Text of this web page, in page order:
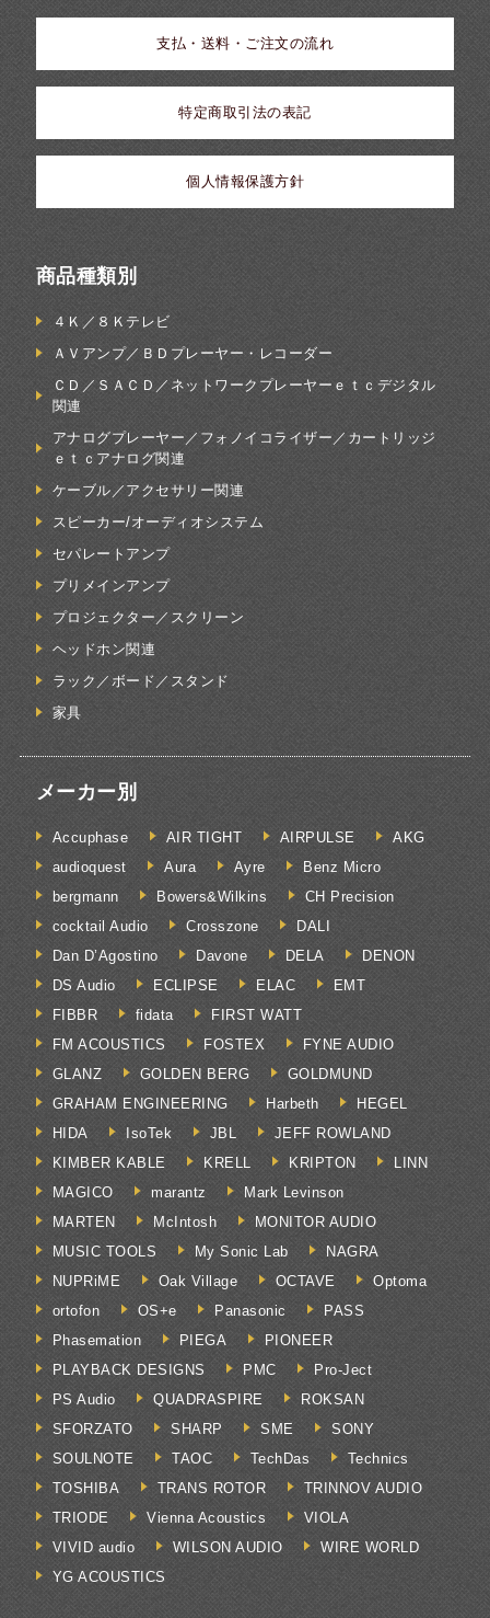
支払・送料・ご注文の流れ
特定商取引法の表記
個人情報保護方針
商品種類別
４Ｋ／８Ｋテレビ
ＡＶアンプ／ＢＤプレーヤー・レコーダー
ＣＤ／ＳＡＣＤ／ネットワークプレーヤーｅｔｃデジタル
関連
アナログプレーヤー／フォノイコライザー／カートリッジ
ｅｔｃアナログ関連
ケーブル／アクセサリー関連
スピーカー/オーディオシステム
セパレートアンプ
プリメインアンプ
プロジェクター／スクリーン
ヘッドホン関連
ラック／ボード／スタンド
家具
メーカー別
Accuphase AIR TIGHT AIRPULSE
AKG
audioquest
Aura Ayre
Benz Micro
bergmann
Bowers&Wilkins
CH Precision
cocktail Audio
Crosszone
DALI
Dan D’Agostino
Davone DELA
DENON
DS Audio
ECLIPSE ELAC
EMT
FIBBR
fidata
FIRST WATT
FM ACOUSTICS
FOSTEX
FYNE AUDIO
GLANZ
GOLDEN BERG
GOLDMUND
GRAHAM ENGINEERING
Harbeth
HEGEL
HIDA
IsoTek JBL
JEFF ROWLAND
KIMBER KABLE
KRELL KRIPTON
LINN
MAGICO
marantz
Mark Levinson
MARTEN
McIntosh
MONITOR AUDIO
MUSIC TOOLS
My Sonic Lab
NAGRA
NUPRiME
Oak Village OCTAVE
Optoma
ortofon
OS+e Panasonic
PASS
Phasemation
PIEGA
PIONEER
PLAYBACK DESIGNS
PMC
Pro-Ject
PS Audio
QUADRASPIRE
ROKSAN
SFORZATO
SHARP SME
SONY
SOULNOTE
TAOC TechDas
Technics
TOSHIBA
TRANS ROTOR
TRINNOV AUDIO
TRIODE
Vienna Acoustics
VIOLA
VIVID audio
WILSON AUDIO
WIRE WORLD
YG ACOUSTICS